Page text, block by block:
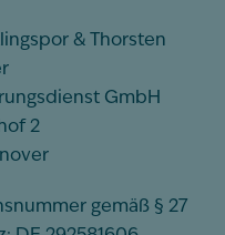
& Thorsten
GmbH
2
gemäß § 27